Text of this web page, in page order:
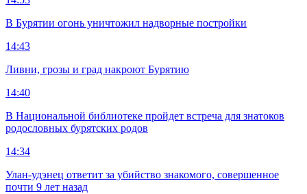
В Бурятии огонь уничтожил надворные постройки
14:43
Ливни, грозы и град накроют Бурятию
14:40
В Национальной библиотеке пройдет встреча для знатоков
родословных бурятских родов
14:34
Улан-удэнец ответит за убийство знакомого, совершенное
почти 9 лет назад